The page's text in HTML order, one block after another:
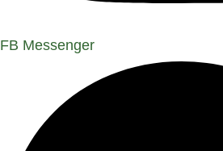
FB Messenger